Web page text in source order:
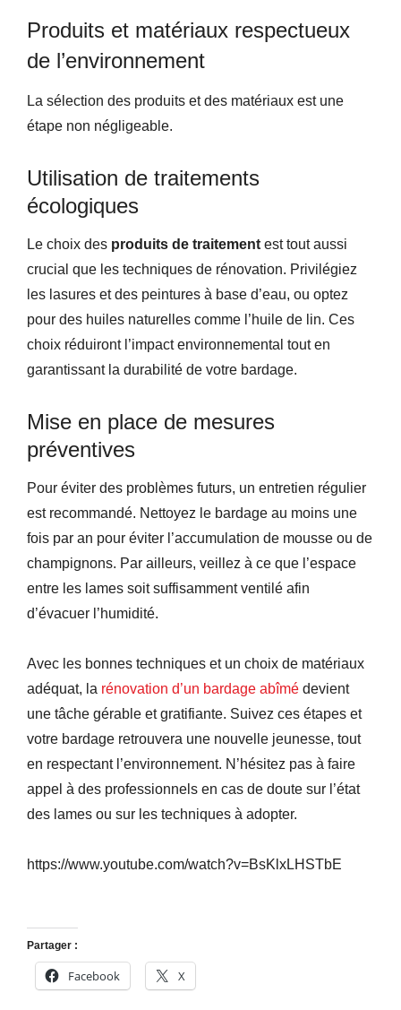
Produits et matériaux respectueux
de l’environnement
La sélection des produits et des matériaux est une
étape non négligeable.
Utilisation de traitements
écologiques
Le choix des produits de traitement est tout aussi
crucial que les techniques de rénovation. Privilégiez
les lasures et des peintures à base d’eau, ou optez
pour des huiles naturelles comme l’huile de lin. Ces
choix réduiront l’impact environnemental tout en
garantissant la durabilité de votre bardage.
Mise en place de mesures
préventives
Pour éviter des problèmes futurs, un entretien régulier
est recommandé. Nettoyez le bardage au moins une
fois par an pour éviter l’accumulation de mousse ou de
champignons. Par ailleurs, veillez à ce que l’espace
entre les lames soit suffisamment ventilé afin
d’évacuer l’humidité.
Avec les bonnes techniques et un choix de matériaux
adéquat, la rénovation d’un bardage abîmé devient
une tâche gérable et gratifiante. Suivez ces étapes et
votre bardage retrouvera une nouvelle jeunesse, tout
en respectant l’environnement. N’hésitez pas à faire
appel à des professionnels en cas de doute sur l’état
des lames ou sur les techniques à adopter.
https://www.youtube.com/watch?v=BsKlxLHSTbE
Partager :
Facebook X